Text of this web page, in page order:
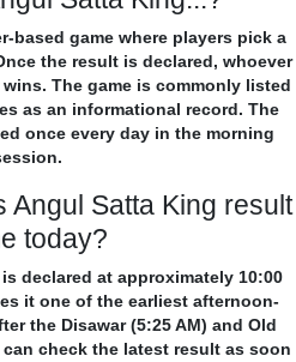
based game where players pick a
the result is declared, whoever
The game is commonly listed
as an informational record. The
once every day in the morning
Angul Satta King result
today?
declared at approximately 10:00
it one of the earliest afternoon-
the Disawar (5:25 AM) and Old
can check the latest result as soon